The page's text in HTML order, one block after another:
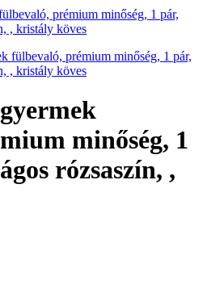
prémium minőség, 1 pár,
, kristály köves
minőség, 1
rózsaszín, ,